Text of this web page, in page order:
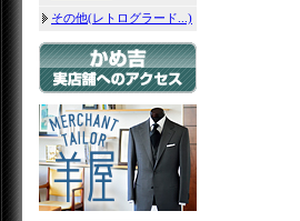
その他(レトログラード...)